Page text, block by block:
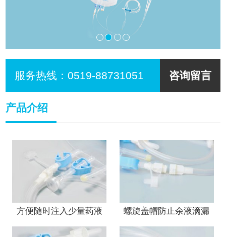
服务热线：0519-88731051 咨询留言
产品介绍
方便随时注入少量药液 螺旋盖帽防止余液滴漏